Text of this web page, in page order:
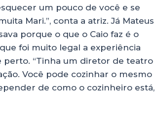
um pouco de você e se
Mari.”, conta a atriz. Já Mateus
porque o que o Caio faz é o
foi muito legal a experiência
perto. “Tinha um diretor de teatro
Você pode cozinhar o mesmo
de como o cozinheiro está,